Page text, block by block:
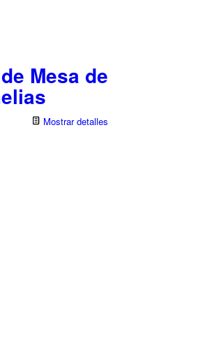
Mesa de
Mostrar detalles